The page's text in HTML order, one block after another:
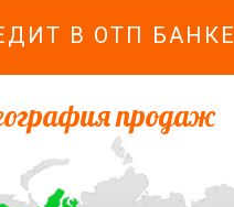
В ОТП БАНКЕ
продаж